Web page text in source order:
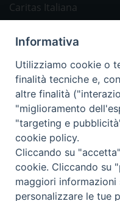
Caritas Italiana
Caritas Internationalis
TV 2000
Inblu 2000
Avvenire
Sir
Scarp de’ Tenis
Newsletter
Informativa
Utilizziamo cookie o
finalità tecniche e,
altre finalità
"miglioramento
"targeting e
cookie policy.
Cliccando su
cookie. Cliccando su
maggiori
personalizzare le tue